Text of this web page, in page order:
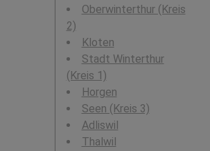
Oberwinterthur (Kreis
2)
Kloten
Stadt Winterthur
(Kreis 1)
Horgen
Seen (Kreis 3)
Adliswil
Thalwil